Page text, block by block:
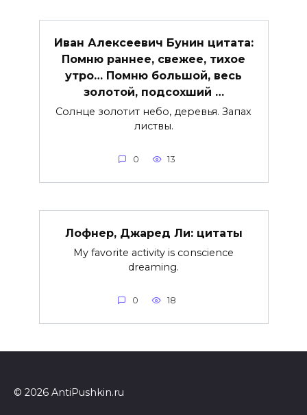
Иван Алексеевич Бунин цитата:
Помню раннее, свежее, тихое
утро… Помню большой, весь
золотой, подсохший …
Солнце золотит небо, деревья. Запах
листвы.
0 13
Лофнер, Джаред Ли: цитаты
My favorite activity is conscience
dreaming.
0 18
© 2026 AntiPushkin.ru